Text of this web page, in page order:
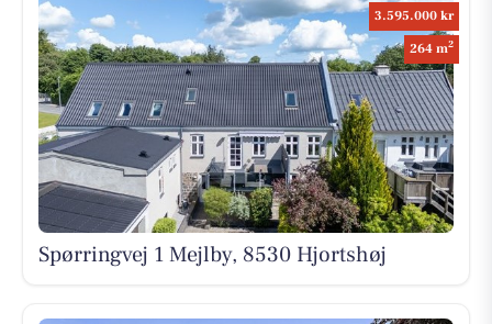
3.595.000 kr
264 m2
Spørringvej 1 Mejlby, 8530 Hjortshøj